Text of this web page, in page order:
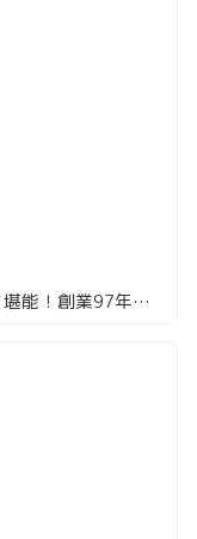
横浜中華街で昭和レトロな絶品中華を堪能！創業97年の老舗「一楽」へ